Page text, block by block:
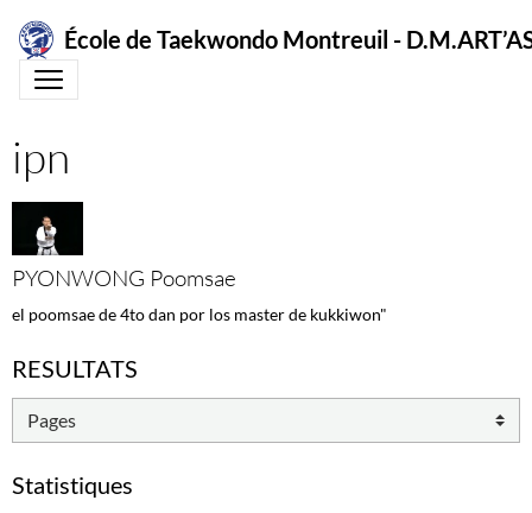
École de Taekwondo Montreuil -
ipn
PYONWONG Poomsae
el poomsae de 4to dan por los master de kukkiwon"
RESULTATS
Statistiques